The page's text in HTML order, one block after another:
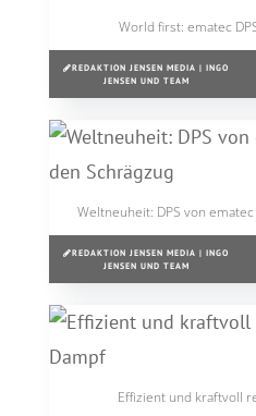
World first: ematec
REDAKTION JENSEN MEDIA | INGO
JENSEN UND TEAM
Weltneuheit: DPS von
REDAKTION JENSEN MEDIA | INGO
JENSEN UND TEAM
Effizient und kraftvoll